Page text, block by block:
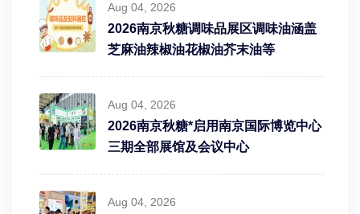
Aug 04, 2026
2026南京秋糖调味品展区调味油涵盖
芝麻油辣椒油花椒油芥末油等
Aug 04, 2026
2026南京秋糖*启用南京国际博览中心
三期全部展馆及会议中心
Aug 04, 2026